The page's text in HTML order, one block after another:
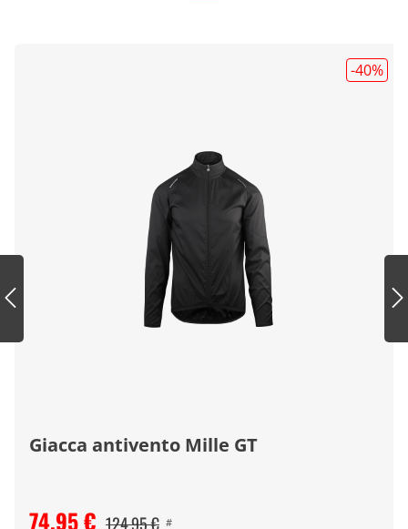
-40%
Giacca antivento Mille GT
74,95 € 124,95 € #